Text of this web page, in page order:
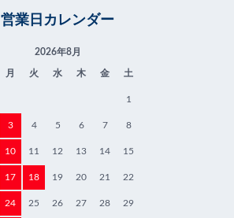
営業日カレンダー
2026年8月
月 火 水 木 金 土
1
3 4 5 6 7 8
10 11 12 13 14 15
17 18 19 20 21 22
24 25 26 27 28 29